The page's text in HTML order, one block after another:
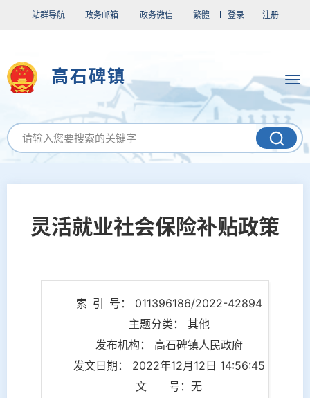
站群导航 政务邮箱 政务微信 繁體 登录 注册
高石碑镇
灵活就业社会保险补贴政策
索 引 号： 011396186/2022-42894
主题分类： 其他
发布机构： 高石碑镇人民政府
发文日期： 2022年12月12日 14:56:45
文 号：无